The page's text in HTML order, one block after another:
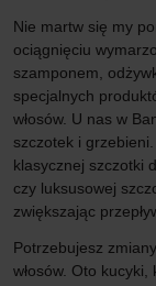
Nie martw się my
ociągnięciu
szamponem,
specjalnych
włosów. U nas w
szczotek i
klasycznej szczotki
czy luksusowej
zwiększając
Potrzebujesz
włosów. Oto